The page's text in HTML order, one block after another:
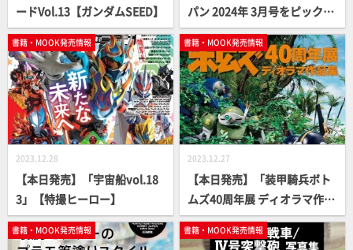
ードVol.13【ガンダムSEED】
パン 2024年 3月号をピックア
ップ！
書籍・MOOK発売情報
2023.12.28
【本日発売】「宇宙船vol.18
3」【特撮ヒーロー】
書籍・MOOK発売情報
2023.12.27
【本日発売】「装甲騎兵ボト
ムズ40周年展 ディオラマ作品
集」【永久保存版】
書籍・MOOK発売情報 書籍・MOOK発売情報